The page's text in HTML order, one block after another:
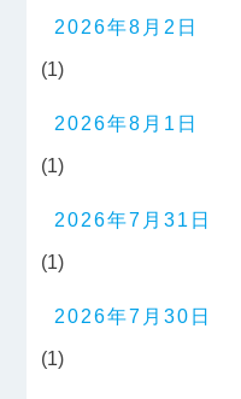
2026年8月2日
(1)
2026年8月1日
(1)
2026年7月31日
(1)
2026年7月30日
(1)